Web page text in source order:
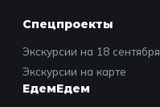
Спецпроекты
Экскурсии на 18 сентября
Экскурсии на карте
ЕдемЕдем